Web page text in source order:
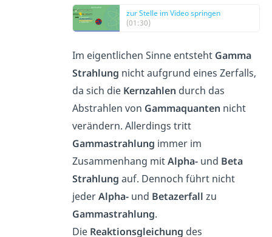
zur Stelle im Video springen
(01:30)
Im eigentlichen Sinne entsteht Gamma
Strahlung nicht aufgrund eines Zerfalls,
da sich die Kernzahlen durch das
Abstrahlen von Gammaquanten nicht
verändern. Allerdings tritt
Gammastrahlung immer im
Zusammenhang mitAlpha- und Beta
Strahlung auf. Dennoch führt nicht
jederAlpha- und Betazerfall zu
Gammastrahlung.
Die Reaktionsgleichung des